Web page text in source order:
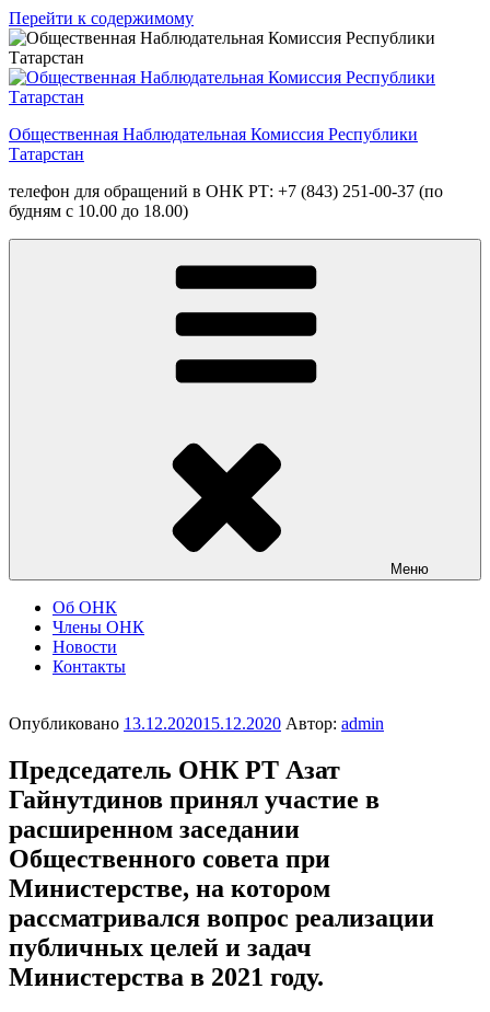
Перейти к содержимому
Общественная Наблюдательная Комиссия Республики
Татарстан
телефон для обращений в ОНК РТ: +7 (843) 251-00-37 (по
будням с 10.00 до 18.00)
Меню
Об ОНК
Члены ОНК
Новости
Контакты
Опубликовано 13.12.202015.12.2020 Автор: admin
Председатель ОНК РТ Азат
Гайнутдинов принял участие в
расширенном заседании
Общественного совета при
Министерстве, на котором
рассматривался вопрос реализации
публичных целей и задач
Министерства в 2021 году.